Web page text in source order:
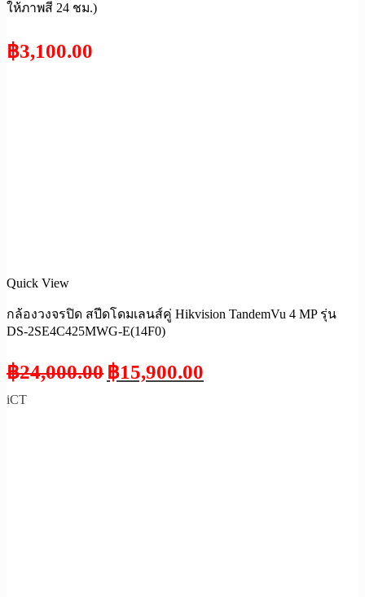
ให้ภาพสี 24 ชม.)
฿3,100.00
Quick View
กล้องวงจรปิด สปีดโดมเลนส์คู่ Hikvision TandemVu 4 MP รุ่น
DS-2SE4C425MWG-E(14F0)
฿24,000.00 ฿15,900.00
iCT